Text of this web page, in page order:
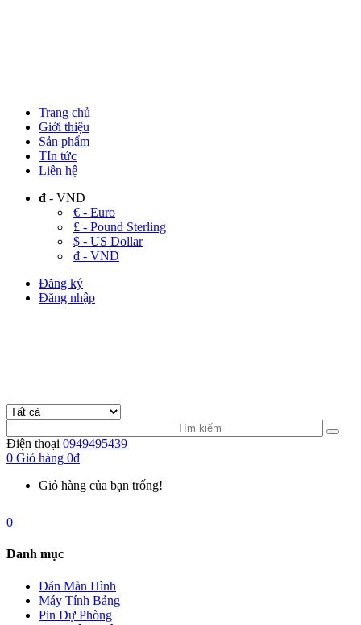
Trang chủ
Giới thiệu
Sản phẩm
TIn tức
Liên hệ
đ - VND
€ - Euro
£ - Pound Sterling
$ - US Dollar
đ - VND
Đăng ký
Đăng nhập
Điện thoại 0949495439
0 Giỏ hàng 0đ
Giỏ hàng của bạn trống!
0
Danh mục
Dán Màn Hình
Máy Tính Bảng
Pin Dự Phòng